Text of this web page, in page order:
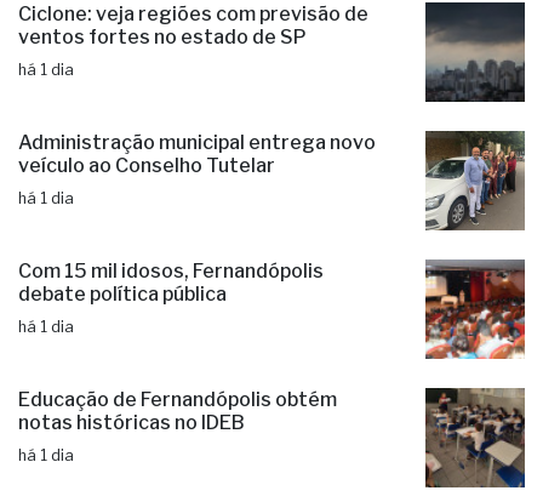
Ciclone: veja regiões com previsão de
ventos fortes no estado de SP
há 1 dia
Administração municipal entrega novo
veículo ao Conselho Tutelar
há 1 dia
Com 15 mil idosos, Fernandópolis
debate política pública
há 1 dia
Educação de Fernandópolis obtém
notas históricas no IDEB
há 1 dia